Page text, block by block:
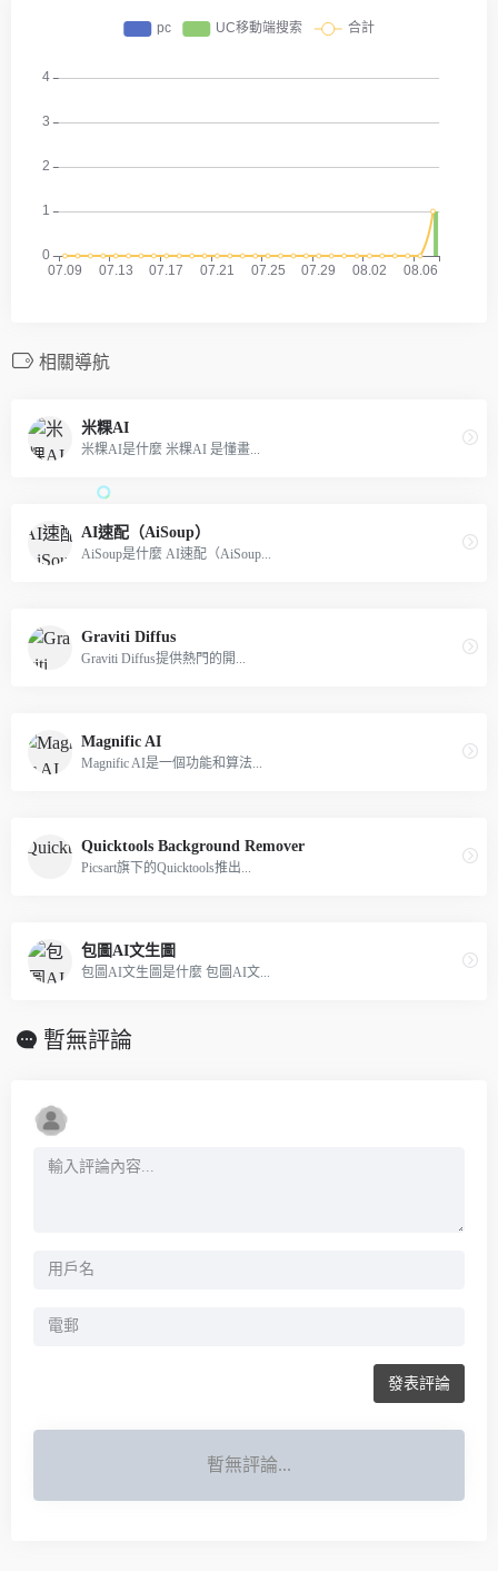
相關導航
米粿AI
米粿AI是什麼 米粿AI 是懂畫...
AI速配（AiSoup）
AiSoup是什麼 AI速配（AiSoup...
Graviti Diffus
Graviti Diffus提供熱門的開...
Magnific AI
Magnific AI是一個功能和算法...
Quicktools Background Remover
Picsart旗下的Quicktools推出...
包圖AI文生圖
包圖AI文生圖是什麼 包圖AI文...
暫無評論
發表評論
暫無評論...